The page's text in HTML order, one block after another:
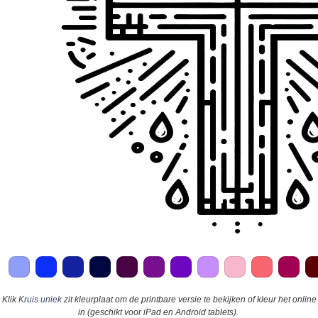
KlikKruis uniekzit kleurplaat om de printbare versie te bekijken of kleur het online
in (geschikt voor iPad en Android tablets).